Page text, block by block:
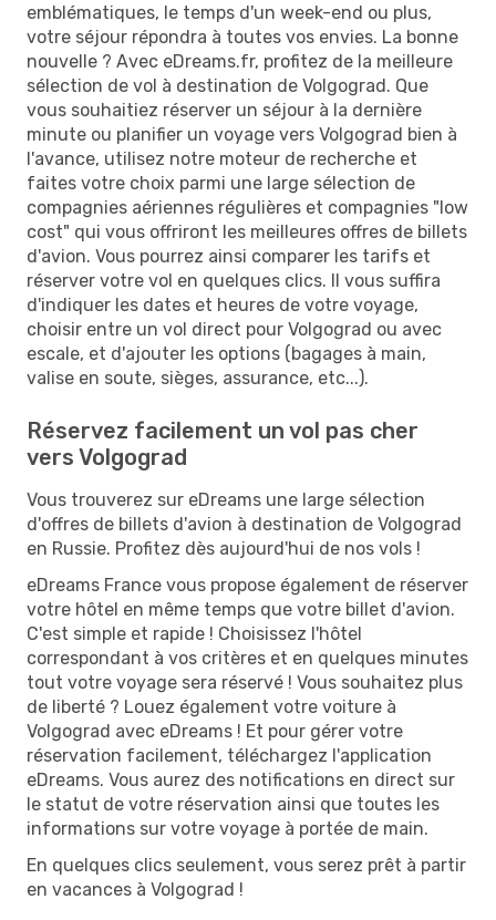
emblématiques, le temps d'un week-end ou plus,
votre séjour répondra à toutes vos envies. La bonne
nouvelle ? Avec eDreams.fr, profitez de la meilleure
sélection de vol à destination de Volgograd. Que
vous souhaitiez réserver un séjour à la dernière
minute ou planifier un voyage vers Volgograd bien à
l'avance, utilisez notre moteur de recherche et
faites votre choix parmi une large sélection de
compagnies aériennes régulières et compagnies "low
cost" qui vous offriront les meilleures offres de billets
d'avion. Vous pourrez ainsi comparer les tarifs et
réserver votre vol en quelques clics. Il vous suffira
d'indiquer les dates et heures de votre voyage,
choisir entre un vol direct pour Volgograd ou avec
escale, et d'ajouter les options (bagages à main,
valise en soute, sièges, assurance, etc...).
Réservez facilement un vol pas cher
vers Volgograd
Vous trouverez sur eDreams une large sélection
d'offres de billets d'avion à destination de Volgograd
en Russie. Profitez dès aujourd'hui de nos vols !
eDreams France vous propose également de réserver
votre hôtel en même temps que votre billet d'avion.
C'est simple et rapide ! Choisissez l'hôtel
correspondant à vos critères et en quelques minutes
tout votre voyage sera réservé ! Vous souhaitez plus
de liberté ? Louez également votre voiture à
Volgograd avec eDreams ! Et pour gérer votre
réservation facilement, téléchargez l'application
eDreams. Vous aurez des notifications en direct sur
le statut de votre réservation ainsi que toutes les
informations sur votre voyage à portée de main.
En quelques clics seulement, vous serez prêt à partir
en vacances à Volgograd !